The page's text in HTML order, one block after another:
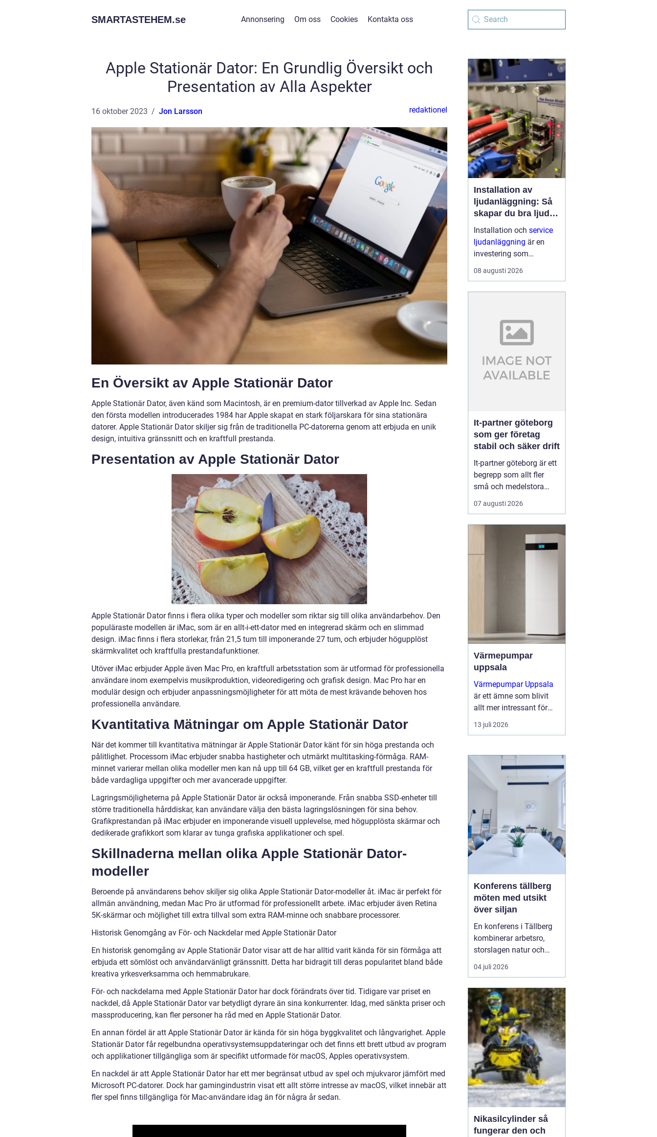
SMARTASTEHEM.se Annonsering Om oss Cookies Kontakta oss
Apple Stationär Dator: En Grundlig Översikt och
Presentation av Alla Aspekter
16 oktober 2023 Jon Larsson redaktionel
En Översikt av Apple Stationär Dator
Apple Stationär Dator, även känd som Macintosh, är en premium-dator tillverkad av Apple Inc. Sedan
den första modellen introducerades 1984 har Apple skapat en stark följarskara för sina stationära
datorer. Apple Stationär Dator skiljer sig från de traditionella PC-datorerna genom att erbjuda en unik
design, intuitiva gränssnitt och en kraftfull prestanda.
Presentation av Apple Stationär Dator
Apple Stationär Dator finns i flera olika typer och modeller som riktar sig till olika användarbehov. Den
populäraste modellen är iMac, som är en allt-i-ett-dator med en integrerad skärm och en slimmad
design. iMac finns i flera storlekar, från 21,5 tum till imponerande 27 tum, och erbjuder högupplöst
skärmkvalitet och kraftfulla prestandafunktioner.
Utöver iMac erbjuder Apple även Mac Pro, en kraftfull arbetsstation som är utformad för professionella
användare inom exempelvis musikproduktion, videoredigering och grafisk design. Mac Pro har en
modulär design och erbjuder anpassningsmöjligheter för att möta de mest krävande behoven hos
professionella användare.
Kvantitativa Mätningar om Apple Stationär Dator
När det kommer till kvantitativa mätningar är Apple Stationär Dator känt för sin höga prestanda och
pålitlighet. Processorn iMac erbjuder snabba hastigheter och utmärkt multitasking-förmåga. RAM-
minnet varierar mellan olika modeller men kan nå upp till 64 GB, vilket ger en kraftfull prestanda för
både vardagliga uppgifter och mer avancerade uppgifter.
Lagringsmöjligheterna på Apple Stationär Dator är också imponerande. Från snabba SSD-enheter till
större traditionella hårddiskar, kan användare välja den bästa lagringslösningen för sina behov.
Grafikprestandan på iMac erbjuder en imponerande visuell upplevelse, med högupplösta skärmar och
dedikerade grafikkort som klarar av tunga grafiska applikationer och spel.
Skillnaderna mellan olika Apple Stationär Dator-
modeller
Beroende på användarens behov skiljer sig olika Apple Stationär Dator-modeller åt. iMac är perfekt för
allmän användning, medan Mac Pro är utformad för professionellt arbete. iMac erbjuder även Retina
5K-skärmar och möjlighet till extra tillval som extra RAM-minne och snabbare processorer.
Historisk Genomgång av För- och Nackdelar med Apple Stationär Dator
En historisk genomgång av Apple Stationär Dator visar att de har alltid varit kända för sin förmåga att
erbjuda ett sömlöst och användarvänligt gränssnitt. Detta har bidragit till deras popularitet bland både
kreativa yrkesverksamma och hemmabrukare.
För- och nackdelarna med Apple Stationär Dator har dock förändrats över tid. Tidigare var priset en
nackdel, då Apple Stationär Dator var betydligt dyrare än sina konkurrenter. Idag, med sänkta priser och
massproducering, kan fler personer ha råd med en Apple Stationär Dator.
En annan fördel är att Apple Stationär Dator är kända för sin höga byggkvalitet och långvarighet. Apple
Stationär Dator får regelbundna operativsystemsuppdateringar och det finns ett brett utbud av program
och applikationer tillgängliga som är specifikt utformade för macOS, Apples operativsystem.
En nackdel är att Apple Stationär Dator har ett mer begränsat utbud av spel och mjukvaror jämfört med
Microsoft PC-datorer. Dock har gamingindustrin visat ett allt större intresse av macOS, vilket innebär att
fler spel finns tillgängliga för Mac-användare idag än för några år sedan.
Installation av
ljudanläggning: Så
skapar du bra ljud
hemma och på
jobbet
Installation och service
ljudanläggning är en
investering som
påverkar både vardag,
arbetsmiljö och
08 augusti 2026
It-partner göteborg
som ger företag
stabil och säker drift
It-partner göteborg är ett
begrepp som allt fler
små och medelstora
företag söker efter när
de behöver trygga,
lösningar för sin
teknikvardag. Många
företag har vuxit snabbt,
07 augusti 2026
Värmepumpar
uppsala
Värmepumpar Uppsala
är ett ämne som blivit
allt mer intressant för
villaägare,
bostadsrättsföreningar
fastighetsägare som vill
sänka sina
energikostnader och
samtidigt g...
13 juli 2026
Konferens tällberg
möten med utsikt
över siljan
En konferens i Tällberg
kombinerar arbetsro,
storslagen natur och
genuin dalakultur. Här
möts grupper som vill ha
standardlokal med
projektor och block.
Läget vid Siljan, de
klassiska trähusen och
den stilla bymiljön
skapar en inramnin...
04 juli 2026
Nikasilcylinder så
fungerar den och